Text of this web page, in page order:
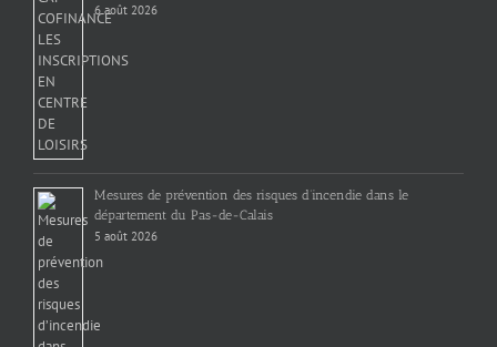
6 août 2026
Mesures de prévention des risques d’incendie dans le
département du Pas-de-Calais
5 août 2026